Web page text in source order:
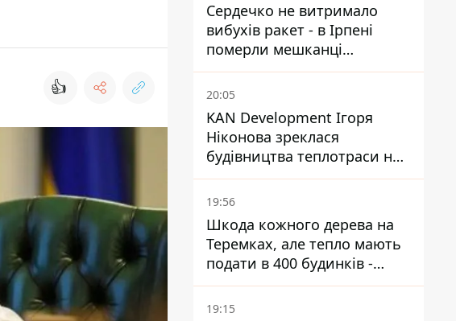
👍
Сердечко не витримало
вибухів ракет - в Ірпені
померли мешканці
притулку для собак з
інвалідністю
20:05
KAN Development Ігоря
Ніконова зреклася
будівництва теплотраси на
Теремках
19:56
Шкода кожного дерева на
Теремках, але тепло мають
подати в 400 будинків -
депутатка Київради
19:15